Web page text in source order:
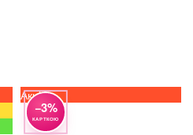
Акція
−3%
КАРТКОЮ